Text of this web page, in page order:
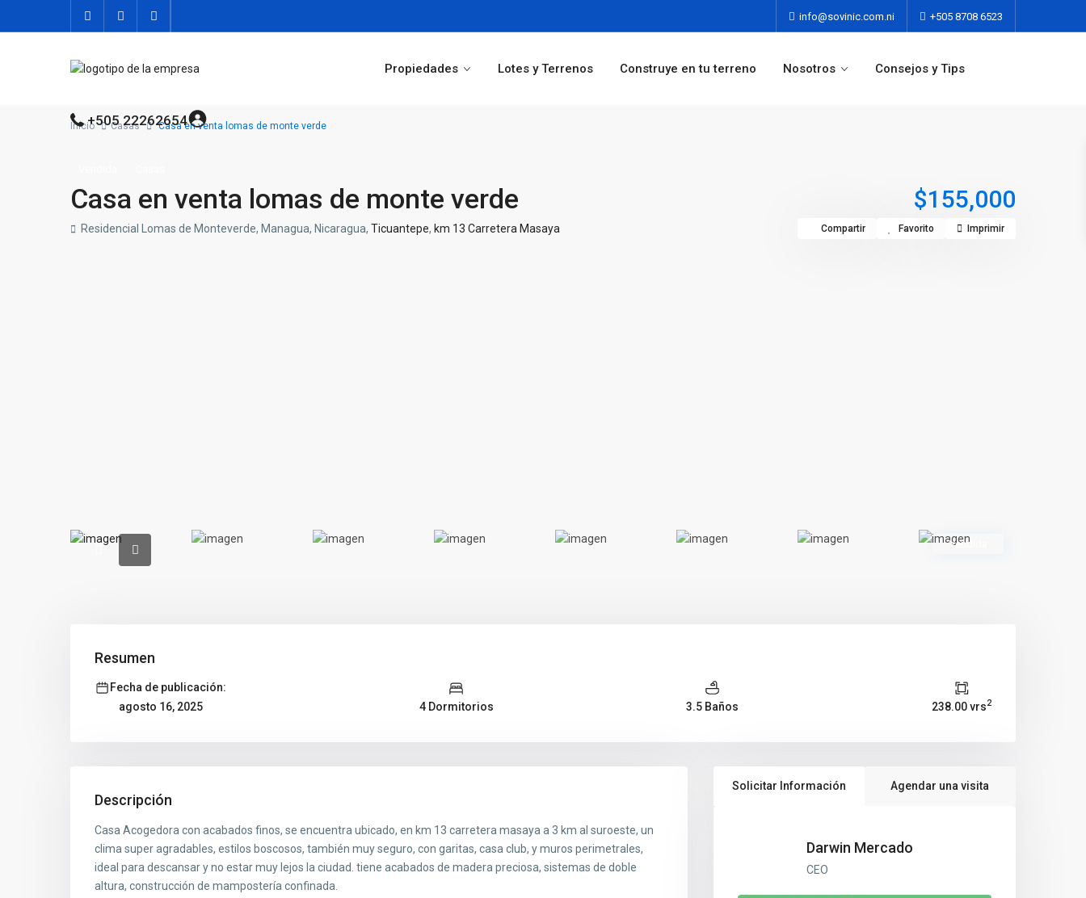
info@sovinic.com.ni +505 8708 6523
Propiedades Lotes y Terrenos Construye en tu terreno Nosotros Consejos y Tips
+505 22262654
Inicio Casas Casa en venta lomas de monte verde
Casa en venta lomas de monte verde $155,000
Residencial Lomas de Monteverde, Managua, Nicaragua, Ticuantepe, km 13 Carretera Masaya Compartir Favorito Imprimir
Vendida
Resumen
Fecha de publicación:
agosto 16, 2025
4 Dormitorios 3.5 Baños 238.00 vrs2
Descripción
Casa Acogedora con acabados finos, se encuentra ubicado, en km 13 carretera masaya a 3 km al suroeste, un
clima super agradables, estilos boscosos, también muy seguro, con garitas, casa club, y muros perimetrales,
ideal para descansar y no estar muy lejos la ciudad. tiene acabados de madera preciosa, sistemas de doble
altura, construcción de mampostería confinada.
Solicitar Información Agendar una visita
Darwin Mercado
CEO